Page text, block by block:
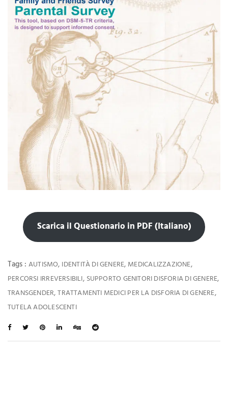
Scarica il Questionario in PDF (Italiano)
Tags : AUTISMO, IDENTITÀ DI GENERE, MEDICALIZZAZIONE,
PERCORSI IRREVERSIBILI, SUPPORTO GENITORI DISFORIA DI GENERE,
TRANSGENDER,TRATTAMENTI MEDICI PER LA DISFORIA DI GENERE,
TUTELA ADOLESCENTI